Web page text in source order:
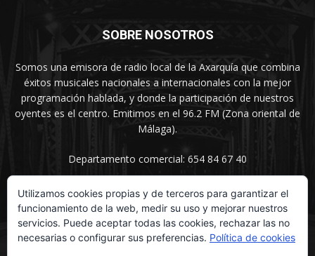
SOBRE NOSOTROS
Somos una emisora de radio local de la Axarquía que combina
éxitos musicales nacionales a internacionales con la mejor
programación hablada, y donde la participación de nuestros
oyentes es el centro. Emitimos en el 96.2 FM (Zona oriental de
Málaga).
Departamento comercial: 654 84 67 40
SÍGUENOS
Utilizamos cookies propias y de terceros para garantizar el
funcionamiento de la web, medir su uso y mejorar nuestros
servicios. Puede aceptar todas las cookies, rechazar las no
necesarias o configurar sus preferencias. Política de cookies